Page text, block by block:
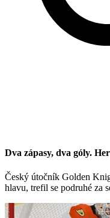
Dva zápasy, dva góly.
Český útočník Golden
hlavu, trefil se podruhé za